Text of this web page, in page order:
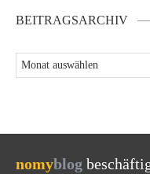
BEITRAGSARCHIV
nomyblog